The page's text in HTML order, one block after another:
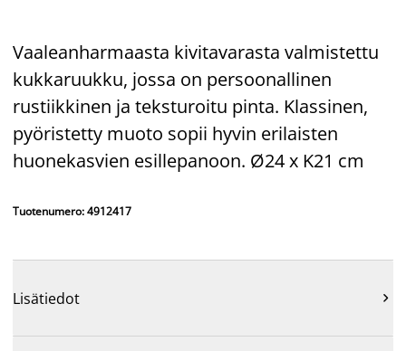
Vaaleanharmaasta kivitavarasta valmistettu
kukkaruukku, jossa on persoonallinen
rustiikkinen ja teksturoitu pinta. Klassinen,
pyöristetty muoto sopii hyvin erilaisten
huonekasvien esillepanoon. Ø24 x K21 cm
Tuotenumero: 4912417
Lisätiedot 